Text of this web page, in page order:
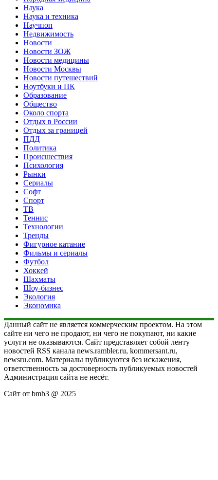
Наука
Наука и техника
Научпоп
Недвижимость
Новости
Новости ЗОЖ
Новости медицины
Новости Москвы
Новости путешествий
Ноутбуки и ПК
Образование
Общество
Около спорта
Отдых в России
Отдых за границей
ПДД
Политика
Происшествия
Психология
Рынки
Сериалы
Софт
Спорт
ТВ
Теннис
Технологии
Тренды
Фигурное катание
Фильмы и сериалы
Футбол
Хоккей
Шахматы
Шоу-бизнес
Экология
Экономика
Данный сайт не является коммерческим проектом. На этом
сайте ни чего не продают, ни чего не покупают, ни какие
услуги не оказываются. Сайт представляет собой ленту
новостей RSS канала news.rambler.ru, kommersant.ru,
newsru.com. Материалы публикуются без искажения,
ответственность за достоверность публикуемых новостей
Администрация сайта не несёт.
Сайт от bmb3 @ 2025